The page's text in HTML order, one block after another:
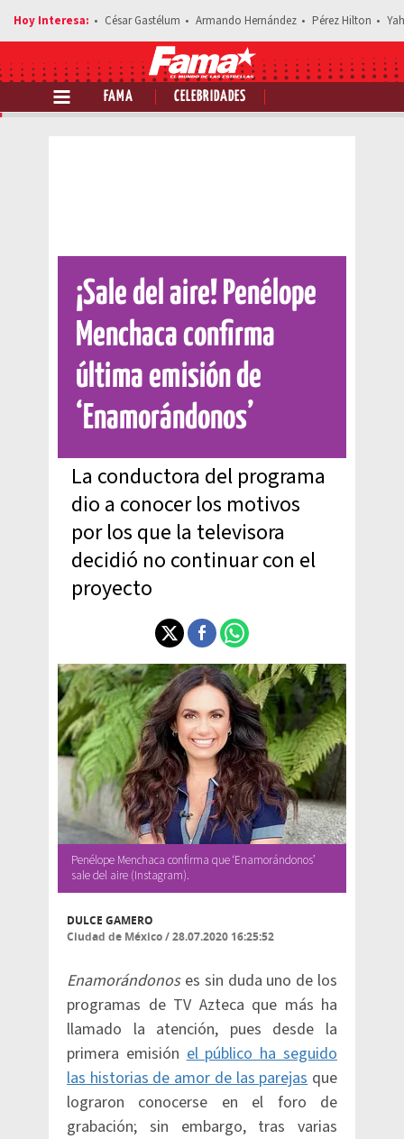
César Gastélum Armando Hernández Pérez Hilton
FAMA CELEBRIDADES
Comparte esta noticia
¡Sale del aire! Penélope
Menchaca confirma
última emisión de
‘Enamorándonos’
La conductora del programa
dio a conocer los motivos
por los que la televisora
decidió no continuar con el
proyecto
Penélope Menchaca confirma que ‘Enamorándonos’
sale del aire (Instagram).
DULCE GAMERO
Ciudad de México/28.07.2020 16:25:52
Enamorándonoses sin duda uno de los
programas de TV Azteca que más ha
llamado la atención, pues desde la
primera emisiónel público ha seguido
las historias de amor de las parejasque
lograron conocerse en el foro de
grabación; sin embargo, tras varias